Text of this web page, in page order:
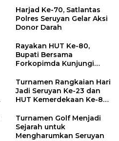
Antara Hak, Batas, dan
Etika Hukum Pendidikan
Harjad Ke-70, Satlantas
Polres Seruyan Gelar Aksi
Donor Darah
Rayakan HUT Ke-80,
Bupati Bersama
Forkopimda Kunjungi
Turnamen Rangkaian Hari
Jadi Seruyan Ke-23 dan
HUT Kemerdekaan Ke-80
Turnamen Golf Menjadi
Sejarah untuk
Mengharumkan Seruyan